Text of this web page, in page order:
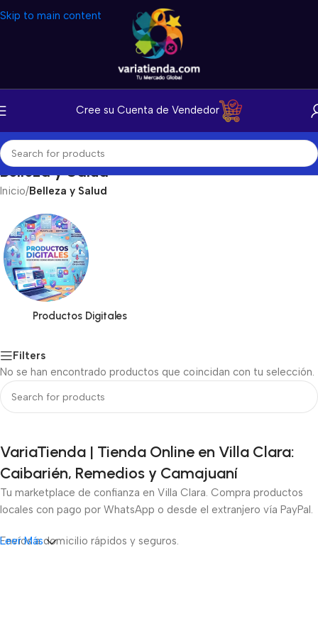
Skip to main content
Cree su Cuenta de Vendedor
Belleza y Salud
Inicio/Belleza y Salud
Productos Digitales
Filters
No se han encontrado productos que coincidan con tu selección.
VariaTienda | Tienda Online en Villa Clara:
Caibarién, Remedios y Camajuaní
Tu marketplace de confianza en Villa Clara. Compra productos
locales con pago por WhatsApp o desde el extranjero vía PayPal.
Envíos a domicilio rápidos y seguros.
Leer Más